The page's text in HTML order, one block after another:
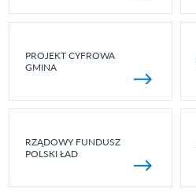
PROJEKT CYFROWA
GMINA
RZĄDOWY FUNDUSZ
POLSKI ŁAD